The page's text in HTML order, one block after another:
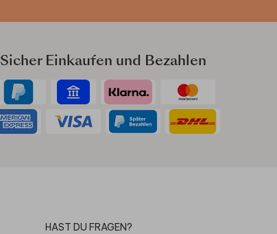
Sicher Einkaufen und Bezahlen
HAST DU FRAGEN?